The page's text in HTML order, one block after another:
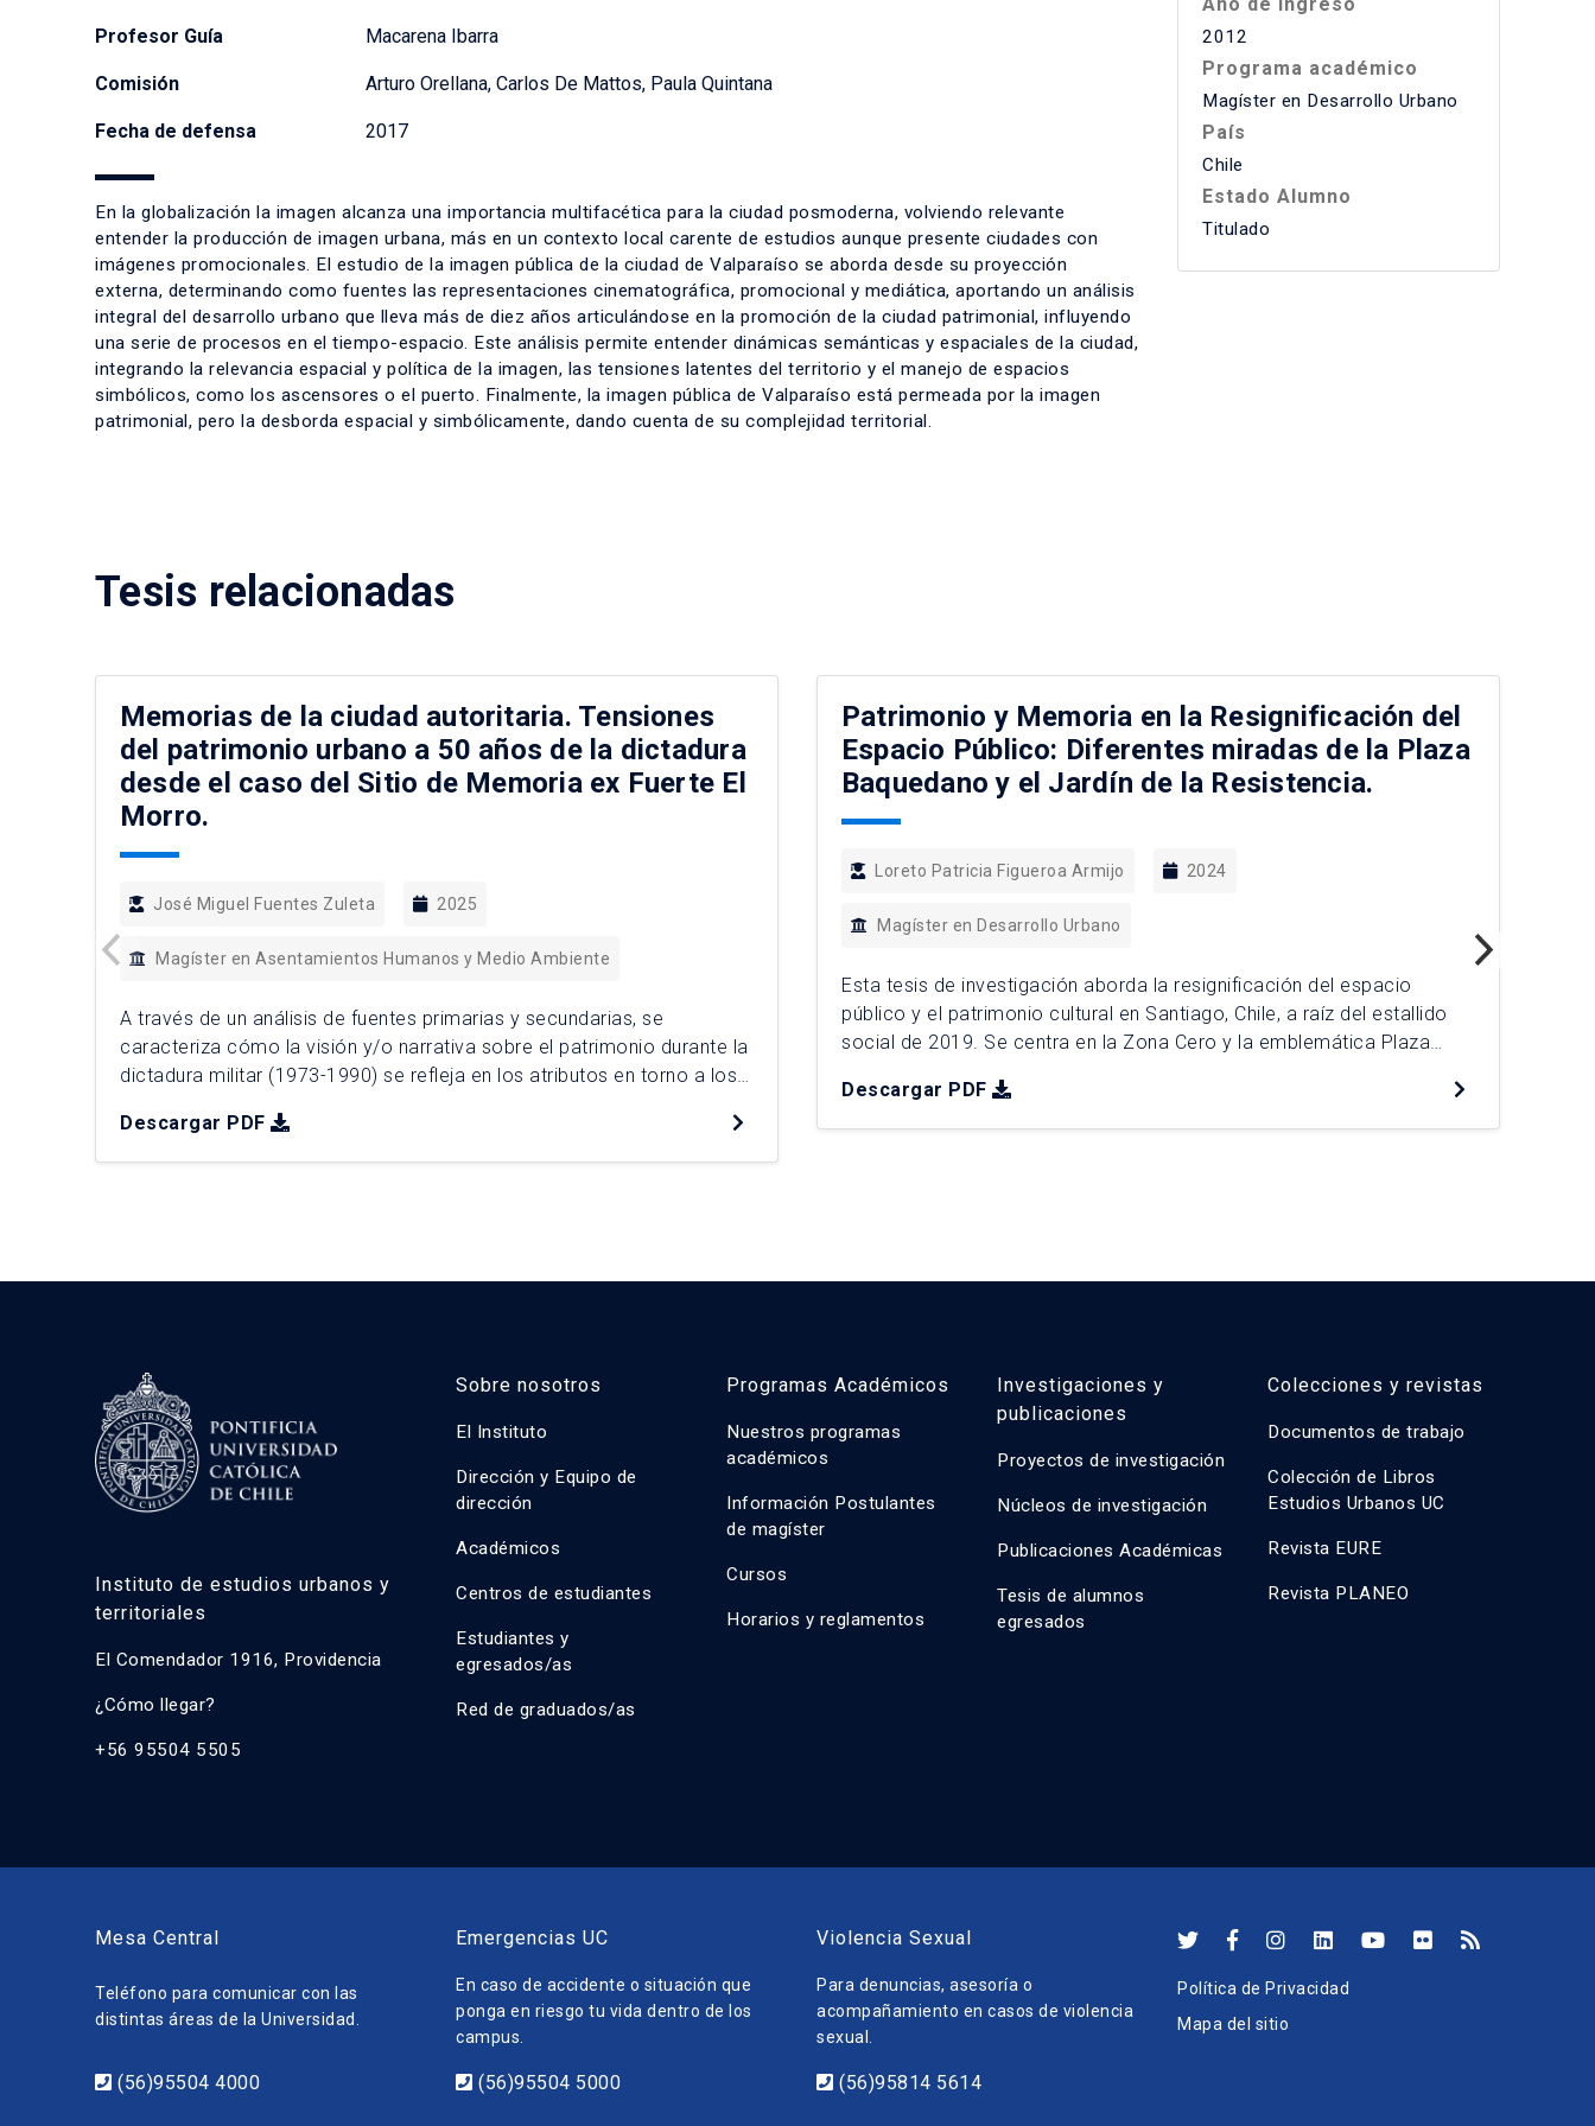
Profesor Guía Macarena Ibarra
Comisión Arturo Orellana, Carlos De Mattos, Paula Quintana
Fecha de defensa 2017
En la globalización la imagen alcanza una importancia multifacética para la ciudad posmoderna, volviendo relevante
entender la producción de imagen urbana, más en un contexto local carente de estudios aunque presente ciudades con
imágenes promocionales. El estudio de la imagen pública de la ciudad de Valparaíso se aborda desde su proyección
externa, determinando como fuentes las representaciones cinematográfica, promocional y mediática, aportando un análisis
integral del desarrollo urbano que lleva más de diez años articulándose en la promoción de la ciudad patrimonial, influyendo
una serie de procesos en el tiempo-espacio. Este análisis permite entender dinámicas semánticas y espaciales de la ciudad,
integrando la relevancia espacial y política de la imagen, las tensiones latentes del territorio y el manejo de espacios
simbólicos, como los ascensores o el puerto. Finalmente, la imagen pública de Valparaíso está permeada por la imagen
patrimonial, pero la desborda espacial y simbólicamente, dando cuenta de su complejidad territorial.
2012
Programa académico
Magíster en Desarrollo Urbano
País
Chile
Estado Alumno
Titulado
Tesis relacionadas
Memorias de la ciudad autoritaria. Tensiones
del patrimonio urbano a 50 años de la dictadura
desde el caso del Sitio de Memoria ex Fuerte El
Morro.
José Miguel Fuentes Zuleta 2025
Magíster en Asentamientos Humanos y Medio Ambiente
A través de un análisis de fuentes primarias y secundarias, se
caracteriza cómo la visión y/o narrativa sobre el patrimonio durante la
dictadura militar (1973-1990) se refleja en los atributos en torno a los
nacionales; posteriormente se analiza la transición y resignificación del
patrimonio urbano a través […]
Descargar PDF
Patrimonio y Memoria en la Resignificación del
Espacio Público: Diferentes miradas de la Plaza
Baquedano y el Jardín de la Resistencia.
Loreto Patricia Figueroa Armijo 2024
Magíster en Desarrollo Urbano
Esta tesis de investigación aborda la resignificación del espacio
público y el patrimonio cultural en Santiago, Chile, a raíz del estallido
social de 2019. Se centra en la Zona Cero y la emblemática Plaza
como testigo de eventos históricos. La tensión en torno a la […]
Descargar PDF
Instituto de estudios urbanos y
territoriales
El Comendador 1916, Providencia
¿Cómo llegar?
+56 95504 5505
Sobre nosotros
El Instituto
Dirección y Equipo de
dirección
Académicos
Centros de estudiantes
Estudiantes y
egresados/as
Red de graduados/as
Programas Académicos
Nuestros programas
académicos
Información Postulantes
de magíster
Cursos
Horarios y reglamentos
Investigaciones y
publicaciones
Proyectos de investigación
Núcleos de investigación
Publicaciones Académicas
Tesis de alumnos
egresados
Colecciones y revistas
Documentos de trabajo
Colección de Libros
Estudios Urbanos UC
Revista EURE
Revista PLANEO
Mesa Central
Teléfono para comunicar con las
distintas áreas de la Universidad.
(56)95504 4000
Emergencias UC
En caso de accidente o situación que
ponga en riesgo tu vida dentro de los
campus.
(56)95504 5000
Violencia Sexual
Para denuncias, asesoría o
acompañamiento en casos de violencia
sexual.
(56)95814 5614
Política de Privacidad
Mapa del sitio